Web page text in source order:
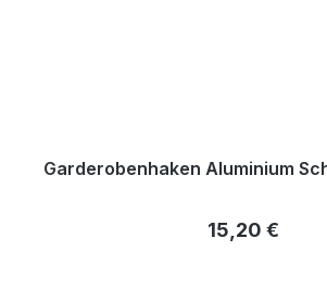
Garderobenhaken Aluminium
Regulärer
15,20 €